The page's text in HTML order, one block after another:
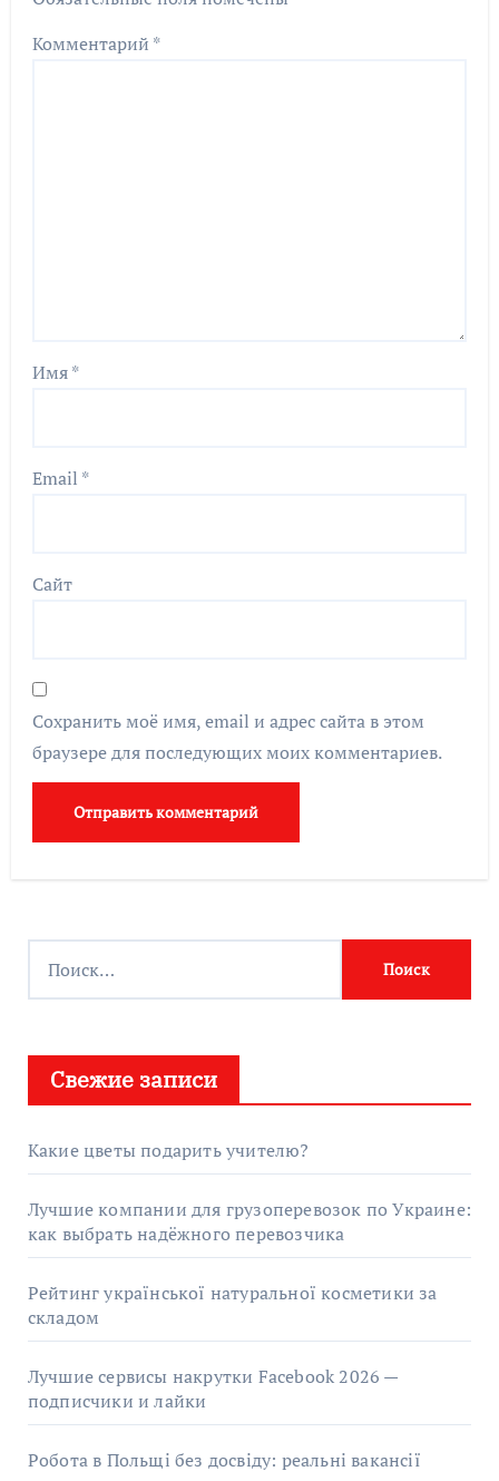
Комментарий *
Имя*
Email *
Сайт
Сохранить моё имя, email и адрес сайта в этом
браузере для последующих моих комментариев.
Свежие записи
Какие цветы подарить учителю?
Лучшие компании для грузоперевозок по Украине:
как выбрать надёжного перевозчика
Рейтинг української натуральної косметики за
складом
Лучшие сервисы накрутки Facebook 2026 —
подписчики и лайки
Робота в Польщі без досвіду: реальні вакансії